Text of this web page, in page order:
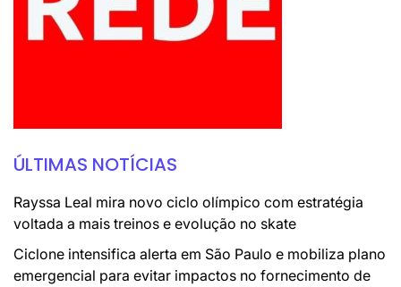
ÚLTIMAS NOTÍCIAS
Rayssa Leal mira novo ciclo olímpico com estratégia
voltada a mais treinos e evolução no skate
Ciclone intensifica alerta em São Paulo e mobiliza plano
emergencial para evitar impactos no fornecimento de